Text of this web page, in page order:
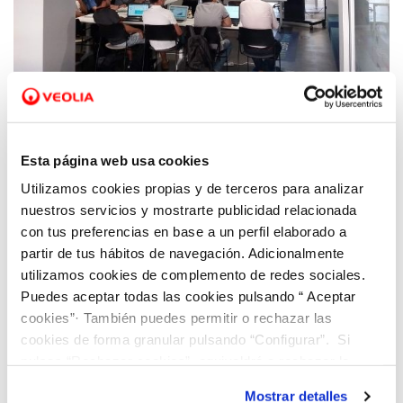
Esta página web usa cookies
Utilizamos cookies propias y de terceros para analizar
nuestros servicios y mostrarte publicidad relacionada
con tus preferencias en base a un perfil elaborado a
partir de tus hábitos de navegación. Adicionalmente
utilizamos cookies de complemento de redes sociales.
Puedes aceptar todas las cookies pulsando “ Aceptar
cookies”· También puedes permitir o rechazar las
cookies de forma granular pulsando “Configurar”. Si
Mostrar detalles
22 JUN 2021
España que compiten por ser la mejor idea
para combatir el cambio climático